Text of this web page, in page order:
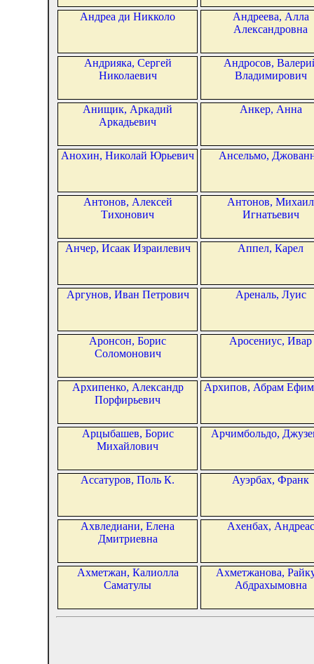
Андреа ди Никколо
Андреева, Алла
Александровна
Андрияка, Сергей
Николаевич
Андросов,
Владимирович
Анищик, Аркадий
Аркадьевич
Анкер, Анна
Анохин, Николай Юрьевич Ансельмо,
Антонов, Алексей
Тихонович
Антонов, Михаил
Игнатьевич
Анчер, Исаак Израилевич Аппел, Карел
Аргунов, Иван Петрович Ареналь, Луис
Аронсон, Борис
Соломонович
Аросениус, Ивар
Архипенко, Александр
Порфирьевич
Архипов, Абрам
Арцыбашев, Борис
Михайлович
Арчимбольдо,
Ассатуров, Поль К. Ауэрбах, Франк
Ахвледиани, Елена
Дмитриевна
Ахенбах, Андреас
Ахметжан, Калиолла
Саматулы
Ахметжанова,
Абдрахымовна